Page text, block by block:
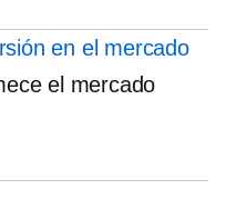
en el mercado
el mercado